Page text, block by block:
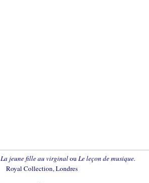
La jeune fille au virginalou Le leçon de musique.
Royal Collection, Londres